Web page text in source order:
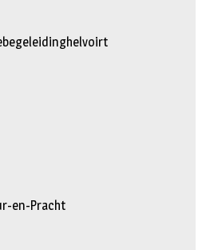
en-Pracht